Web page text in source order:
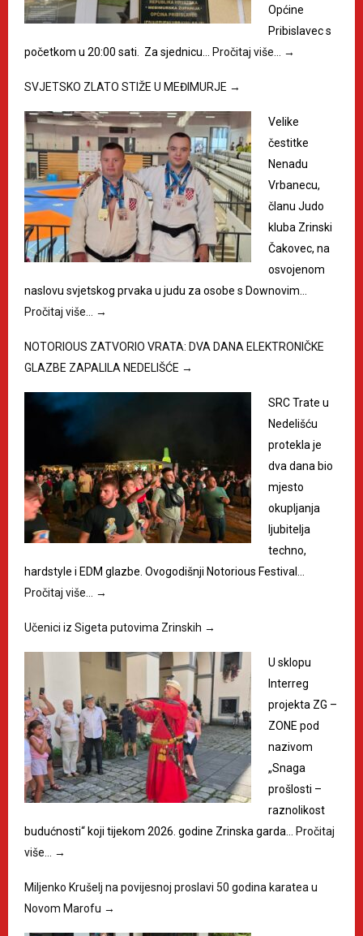
Općine
Pribislavec s
početkom u 20:00 sati. Za sjednicu… Pročitaj više… →
SVJETSKO ZLATO STIŽE U MEĐIMURJE →
Velike
čestitke
Nenadu
Vrbanecu,
članu Judo
kluba Zrinski
Čakovec, na
osvojenom
naslovu svjetskog prvaka u judu za osobe s Downovim…
Pročitaj više…
→
NOTORIOUS ZATVORIO VRATA: DVA DANA ELEKTRONIČKE
GLAZBE ZAPALILA NEDELIŠĆE →
SRC Trate u
Nedelišću
protekla je
dva dana bio
mjesto
okupljanja
ljubitelja
techno,
hardstyle i EDM glazbe. Ovogodišnji Notorious Festival…
Pročitaj više…
→
Učenici iz Sigeta putovima Zrinskih →
U sklopu
Interreg
projekta ZG –
ZONE pod
nazivom
„Snaga
prošlosti –
raznolikost
budućnosti“ koji tijekom 2026. godine Zrinska garda… Pročitaj
više…
→
Miljenko Krušelj na povijesnoj proslavi 50 godina karatea u
Novom Marofu →